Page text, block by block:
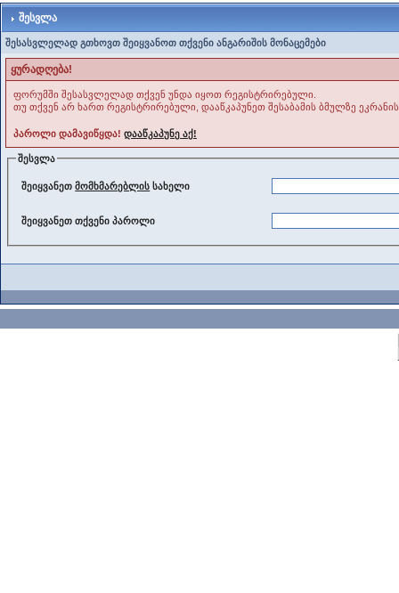
შესვლა
შესასვლელად გთხოვთ შეიყვანოთ თქვენი ანგარიშის მონაცემები
ყურადღება!
ფორუმში შესასვლელად თქვენ უნდა იყოთ რეგისტრირებული.
თუ თქვენ არ ხართ რეგისტრირებული, დააწკაპუნეთ შესაბამის ბმულზე
პაროლი დამავიწყდა! დააწკაპუნე აქ!
შესვლა
შეიყვანეთმომხმარებლის სახელი
შეიყვანეთ თქვენი პაროლი